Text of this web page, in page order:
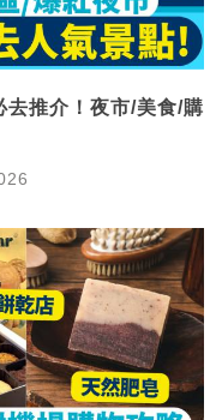
推介！夜市/美食/購